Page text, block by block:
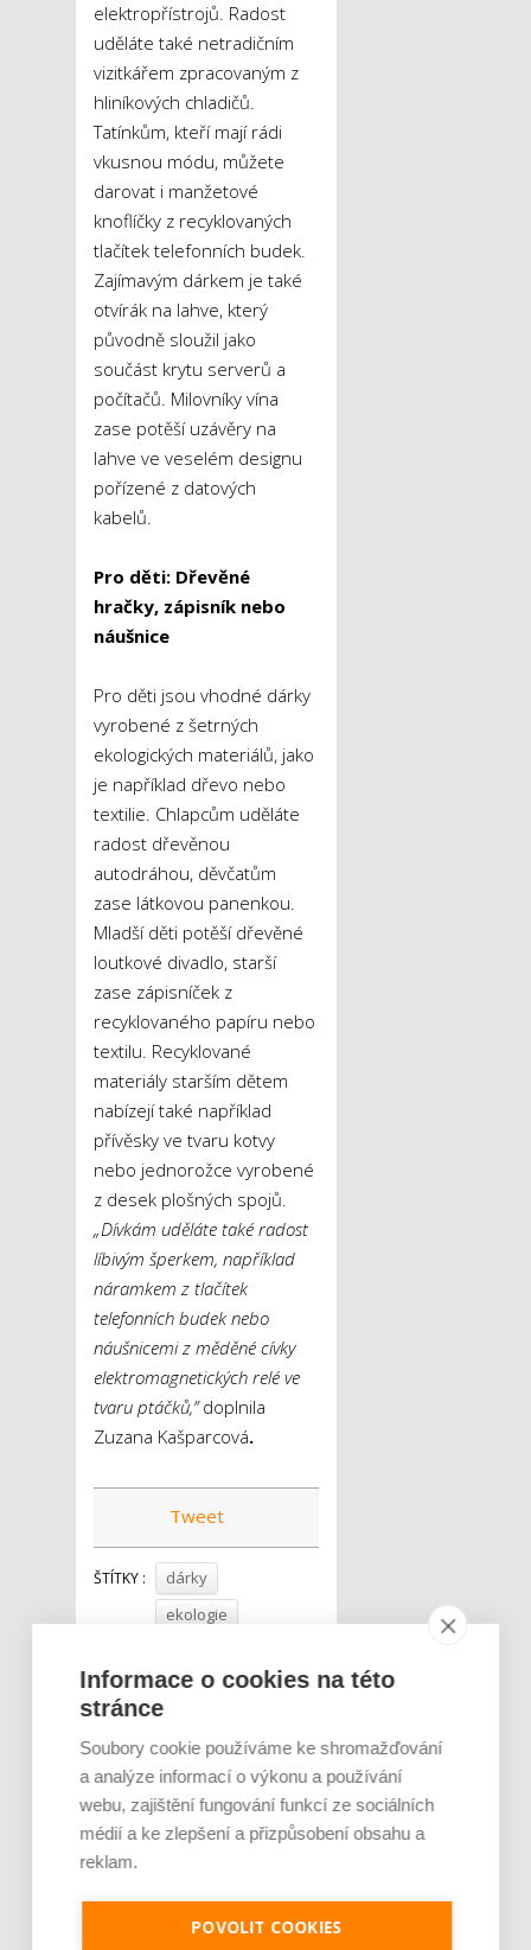
elektropřístrojů. Radost
uděláte také netradičním
vizitkářem zpracovaným z
hliníkových chladičů.
Tatínkům, kteří mají rádi
vkusnou módu, můžete
darovat i manžetové
knoflíčky z recyklovaných
tlačítek telefonních budek.
Zajímavým dárkem je také
otvírák na lahve, který
původně sloužil jako
součást krytu serverů a
počítačů. Milovníky vína
zase potěší uzávěry na
lahve ve veselém designu
pořízené z datových
kabelů.
Pro děti: Dřevěné
hračky, zápisník nebo
náušnice
Pro děti jsou vhodné dárky
vyrobené z šetrných
ekologických materiálů, jako
je například dřevo nebo
textilie. Chlapcům uděláte
radost dřevěnou
autodráhou, děvčatům
zase látkovou panenkou.
Mladší děti potěší dřevěné
loutkové divadlo, starší
zase zápisníček z
recyklovaného papíru nebo
textilu. Recyklované
materiály starším dětem
nabízejí také například
přívěsky ve tvaru kotvy
nebo jednorožce vyrobené
z desek plošných spojů.
„Dívkám uděláte také radost
líbivým šperkem, například
náramkem z tlačítek
telefonních budek nebo
náušnicemi z měděné cívky
elektromagnetických relé ve
tvaru ptáčků,”doplnila
Zuzana Kašparcová.
Tweet
ŠTÍTKY :
dárky
ekologie
rodin
Informace o cookies na této
stránce
Soubory cookie používáme ke shromažďování
a analýze informací o výkonu a používání
webu, zajištění fungování funkcí ze sociálních
médií a ke zlepšení a přizpůsobení obsahu a
reklam.
POVOLIT COOKIES